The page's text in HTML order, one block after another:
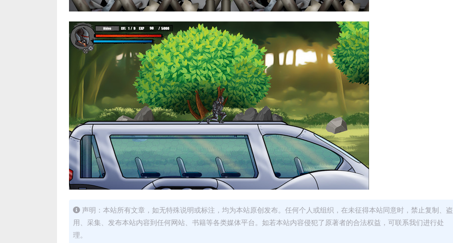
声明：本站所有文章，如无特殊说明或标注，均为本站原创发布。任何个人或组织，在未征得本站同意时，禁止复制、盗
用、采集、发布本站内容到任何网站、书籍等各类媒体平台。如若本站内容侵犯了原著者的合法权益，可联系我们进行处
理。